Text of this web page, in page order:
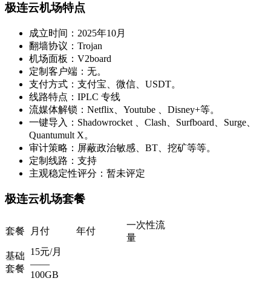
极连云机场特点
成立时间：2025年10月
翻墙协议：Trojan
机场面板：V2board
定制客户端：无。
支付方式：支付宝、微信、USDT。
线路特点：IPLC 专线
流媒体解锁：Netflix、Youtube 、Disney+等。
一键导入：Shadowrocket 、Clash、Surfboard、Surge、
Quantumult X。
审计策略：屏蔽政治敏感、BT、挖矿等等。
定制线路：支持
主观稳定性评分：暂未评定
极连云机场套餐
套餐 月付 年付
一次性流
量
基础
套餐
15元/月
——
100GB